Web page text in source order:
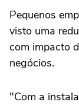
Pequenos
visto uma
com impacto
negócios.
"Com a